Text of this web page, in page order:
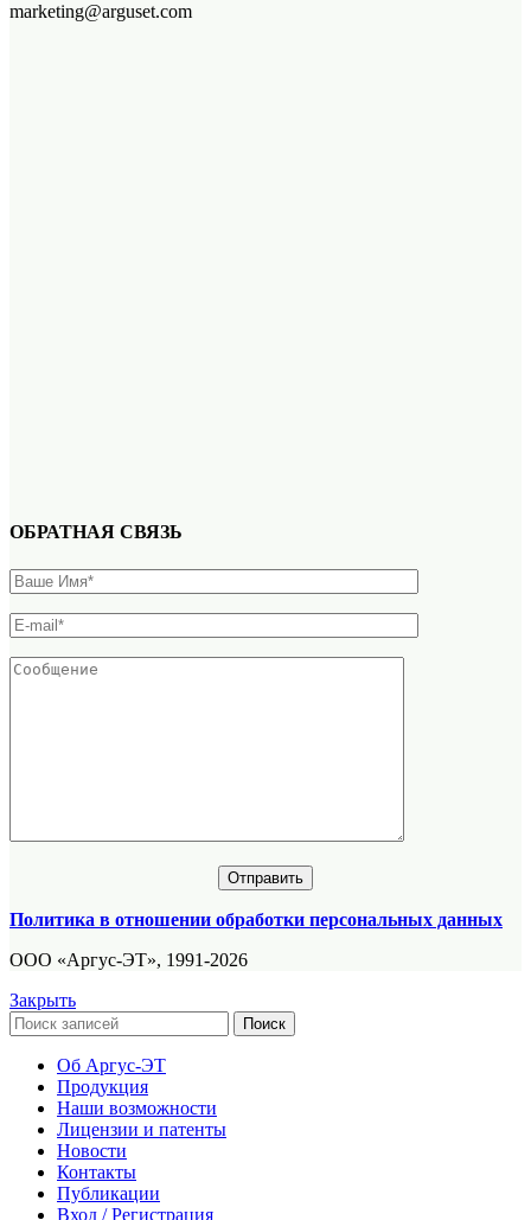
marketing@arguset.com
ОБРАТНАЯ СВЯЗЬ
Политика в отношении обработки персональных данных
ООО «Аргус-ЭТ», 1991-2026
Закрыть
Поиск
Об Аргус-ЭТ
Продукция
Наши возможности
Лицензии и патенты
Новости
Контакты
Публикации
Вход / Регистрация